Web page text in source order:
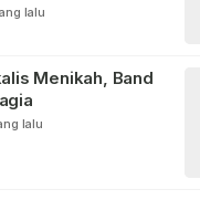
lalu
Menikah, Band
lalu